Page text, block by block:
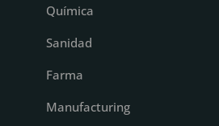
Química
Sanidad
Farma
Manufacturing